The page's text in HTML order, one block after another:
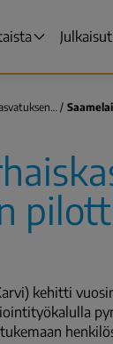
Julkaisut
kehitti